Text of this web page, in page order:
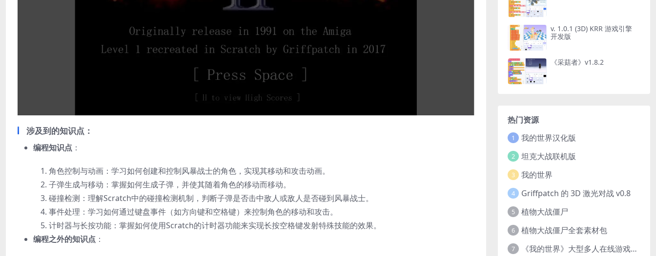
涉及到的知识点 ：
编程知识点 ：
角色控制与动画：学习如何创建和控制风暴战士的角色，实现其移动和攻击动画。
子弹生成与移动：掌握如何生成子弹，并使其随着角色的移动而移动。
碰撞检测：理解Scratch中的碰撞检测机制，判断子弹是否击中敌人或敌人是否碰到风暴战士。
事件处理：学习如何通过键盘事件（如方向键和空格键）来控制角色的移动和攻击。
计时器与长按功能：掌握如何使用Scratch的计时器功能来实现长按空格键发射特殊技能的效果。
编程之外的知识点 ：
v. 1.0.1 (3D) KRR 游戏引擎
开发版
《采菇者》v1.8.2
热门资源
1 我的世界汉化版
2 坦克大战联机版
3 我的世界
4 Griffpatch 的 3D 激光对战 v0.8
5 植物大战僵尸
6 植物大战僵尸全套素材包
7 《我的世界》大型多人在线游戏（MMO）v1.7